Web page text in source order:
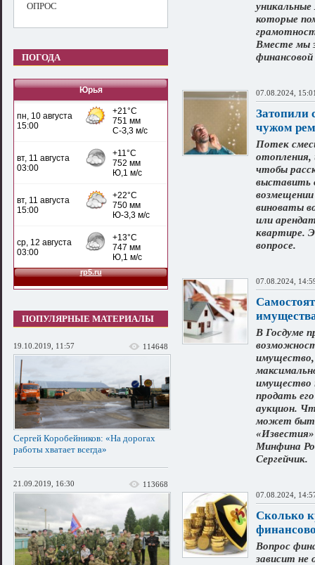
ОПРОС
ПОГОДА
Юрья
ПОПУЛЯРНЫЕ МАТЕРИАЛЫ
114648
19.10.2019, 11:57
Сергей Коробейников: «На дорогах
работы хватает всегда»
113668
21.09.2019, 16:30
которые
Вместе мы
07.08.2024,
Затопили
чужом
Потек
отопления,
чтобы
выставить
виноваты
или
квартире.
вопросе.
07.08.2024,
В Госдуме
имущество,
имущество
продать
аукцион.
может
Минфина
Сергейчик.
07.08.2024,
Сколько
Вопрос
зависит не